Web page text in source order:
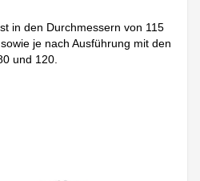
in den Durchmessern von 115
je nach Ausführung mit den
und 120.